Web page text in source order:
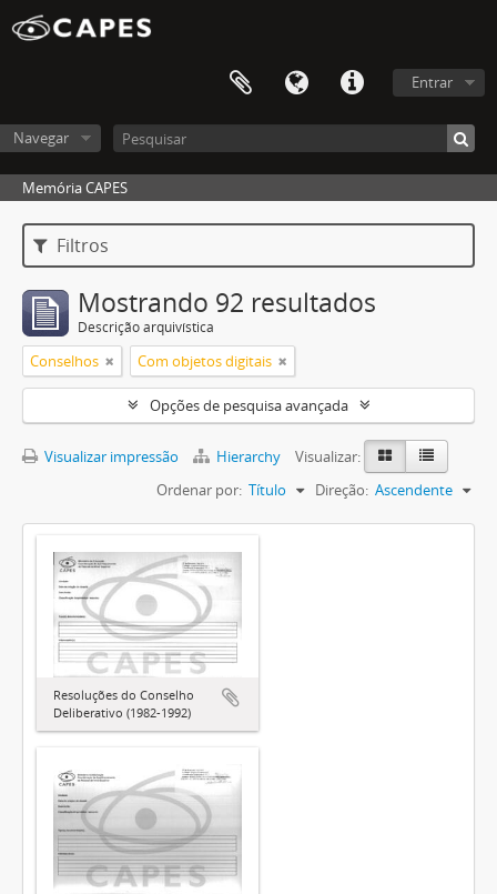
Entrar
Navegar
Memória CAPES
Filtros
Mostrando 92 resultados
Descrição arquivística
Conselhos Com objetos digitais
Opções de pesquisa avançada
Visualizar impressão Hierarchy
Visualizar:
Ordenar por: Título Direção: Ascendente
Resoluções do Conselho
Deliberativo (1982-1992)